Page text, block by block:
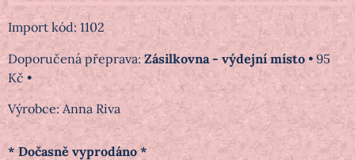
Import kód: 1102
Zásilkovna - výdejní místo • 95
Kč •
Výrobce:Anna Riva
* Dočasně vyprodáno *